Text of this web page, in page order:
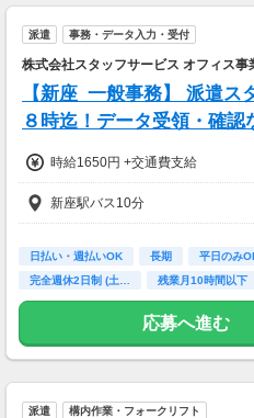
派遣 事務・データ入力・受付
株式会社スタッフサービス オフィス事
【新座_一般事務】 派遣
８時迄！データ受領・確認
時給1650円 +交通費支給
新座駅バス10分
日払い・週払いOK 長期 平日のみ
完全週休2日制 (土…
残業月10時間以下
応募へ進む
派遣 構内作業・フォークリフト